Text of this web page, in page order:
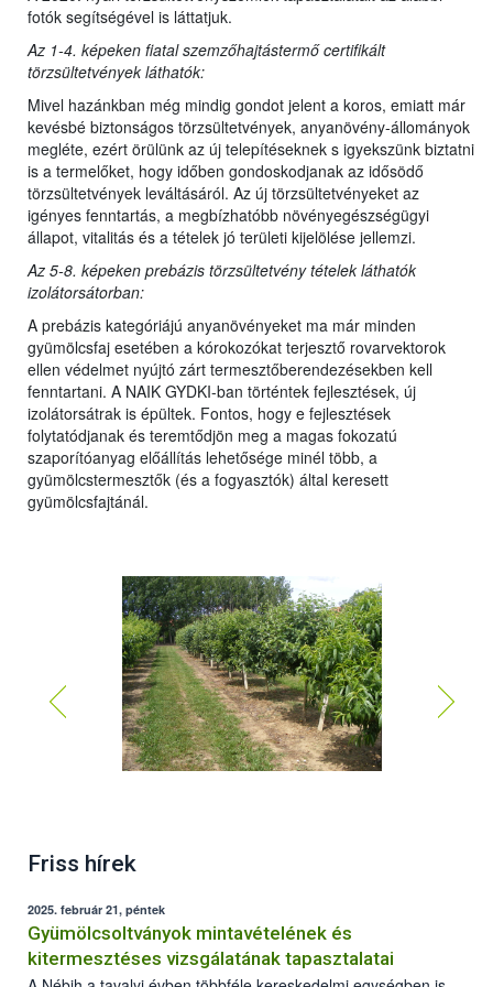
fotók segítségével is láttatjuk.
Az 1-4. képeken fiatal szemzőhajtástermő certifikált
törzsültetvények láthatók:
Mivel hazánkban még mindig gondot jelent a koros, emiatt már
kevésbé biztonságos törzsültetvények, anyanövény-állományok
megléte, ezért örülünk az új telepítéseknek s igyekszünk biztatni
is a termelőket, hogy időben gondoskodjanak az idősödő
törzsültetvények leváltásáról. Az új törzsültetvényeket az
igényes fenntartás, a megbízhatóbb növényegészségügyi
állapot, vitalitás és a tételek jó területi kijelölése jellemzi.
Az 5-8. képeken prebázis törzsültetvény tételek láthatók
izolátorsátorban:
A prebázis kategóriájú anyanövényeket ma már minden
gyümölcsfaj esetében a kórokozókat terjesztő rovarvektorok
ellen védelmet nyújtó zárt termesztőberendezésekben kell
fenntartani. A NAIK GYDKI-ban történtek fejlesztések, új
izolátorsátrak is épültek. Fontos, hogy e fejlesztések
folytatódjanak és teremtődjön meg a magas fokozatú
szaporítóanyag előállítás lehetősége minél több, a
gyümölcstermesztők (és a fogyasztók) által keresett
gyümölcsfajtánál.
Friss hírek
2025. február 21, péntek
Gyümölcsoltványok mintavételének és
kitermesztéses vizsgálatának tapasztalatai